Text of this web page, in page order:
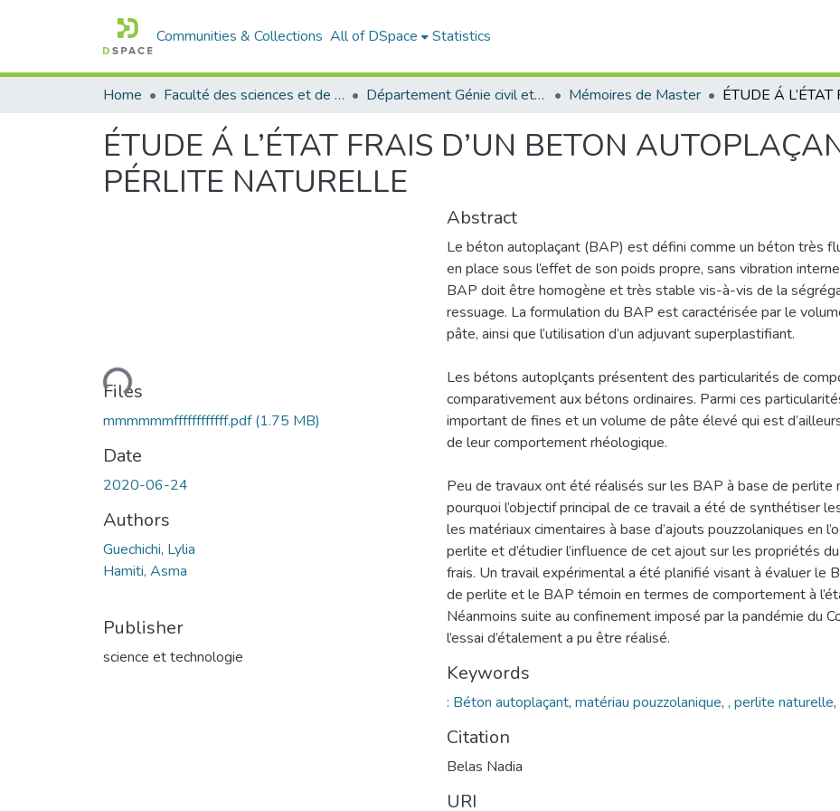
Communities & Collections All of DSpace Statistics
Home Faculté des sciences et de la technologie Département Génie civil et Architecture Mémoires de Master
ÉTUDE Á L’ÉTAT FRAIS D’UN BETON
PÉRLITE NATURELLE
Loading...
Files
mmmmmmffffffffffff.pdf(1.75 MB)
Date
2020-06-24
Authors
Guechichi, Lylia
Hamiti, Asma
Publisher
science et technologie
Abstract
Le béton autoplaçant (BAP) est défini comme un béton très
en place sous l’effet de son poids propre, sans vibration
BAP doit être homogène et très stable vis-à-vis de la
ressuage. La formulation du BAP est caractérisée par le
pâte, ainsi que l’utilisation d’un adjuvant superplastifiant.
Les bétons autoplçants présentent des particularités de
comparativement aux bétons ordinaires. Parmi ces
important de fines et un volume de pâte élevé qui est
de leur comportement rhéologique.
Peu de travaux ont été réalisés sur les BAP à base de perlite
pourquoi l’objectif principal de ce travail a été de synthétiser
les matériaux cimentaires à base d’ajouts pouzzolaniques en
perlite et d’étudier l’influence de cet ajout sur les propriétés
frais. Un travail expérimental a été planifié visant à évaluer le
de perlite et le BAP témoin en termes de comportement à
Néanmoins suite au confinement imposé par la pandémie du
l’essai d’étalement a pu être réalisé.
Keywords
: Béton autoplaçant, matériau pouzzolanique, , perlite naturelle,
Citation
Belas Nadia
URI